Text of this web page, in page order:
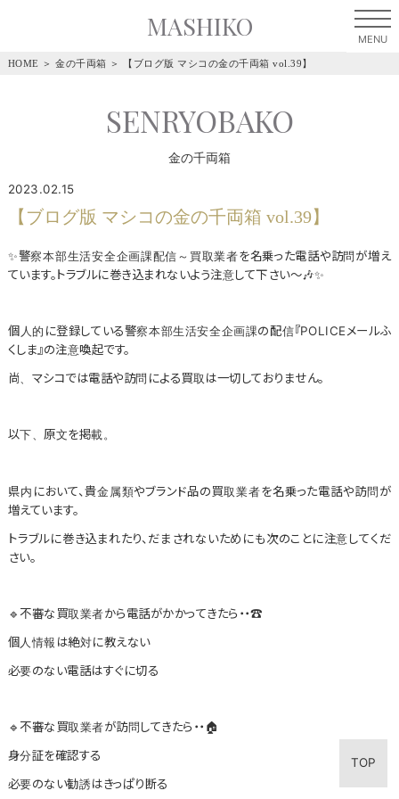
MASHIKO
HOME ＞金の千両箱 ＞ 【ブログ版 マシコの金の千両箱 vol.39】
SENRYOBAKO
金の千両箱
2023.02.15
【ブログ版 マシコの金の千両箱 vol.39】
✨警察本部生活安全企画課配信～買取業者を名乗った電話や訪問が増え
ています。トラブルに巻き込まれないよう注意して下さい～🎶✨
個人的に登録している警察本部生活安全企画課の配信『POLICEメールふ
くしま』の注意喚起です。
尚、マシコでは電話や訪問による買取は一切しておりません。
以下、原文を掲載。
県内において、貴金属類やブランド品の買取業者を名乗った電話や訪問が
増えています。
トラブルに巻き込まれたり、だまされないためにも次のことに注意してくだ
さい。
🔹不審な買取業者から電話がかかってきたら・・☎
個人情報は絶対に教えない
必要のない電話はすぐに切る
🔹不審な買取業者が訪問してきたら・・🏠
身分証を確認する
必要のない勧誘はきっぱり断る
TOP